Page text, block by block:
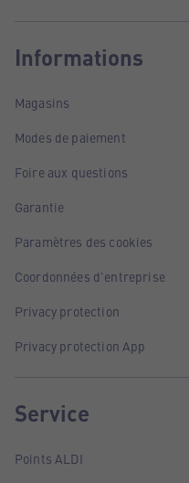
Informations
Magasins
Modes de paiement
Foire aux questions
Garantie
Paramètres des cookies
Coordonnées d'entreprise
Privacy protection
Privacy protection App
Service
Points ALDI